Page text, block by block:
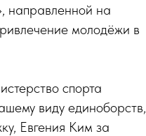
направленной на
молодёжи в
спорта
виду единоборств,
Евгения Ким за